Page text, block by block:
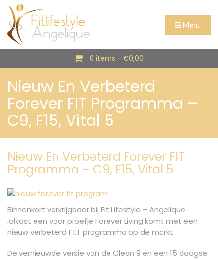
Menu
0 items - €0,00
Nieuw En Verbeterd
Forever FIT Programma –
C9, F15, Vital 5
Nieuw En Verbeterd Forever FIT
Programma – C9, F15, Vital 5
Binnenkort verkrijgbaar bij Fit Lifestyle – Angelique
,alvast een voor proefje Forever Living komt met een
nieuw verbeterd F.I.T programma op de markt .
De vernieuwde versie van de Clean 9 en een 15 daagse